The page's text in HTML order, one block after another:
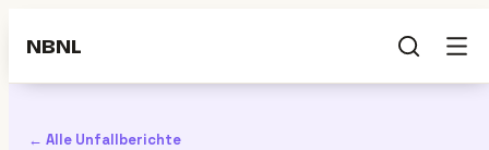
NBNL
← Alle Unfallberichte